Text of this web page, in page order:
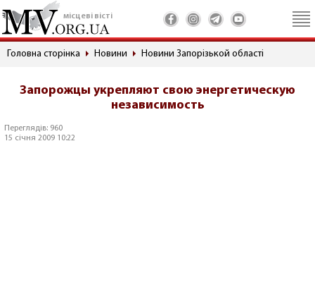
місцеві вісті
Головна сторінка Новини Новини Запорізькой області
Запорожцы укрепляют свою энергетическую
независимость
Переглядів: 960
15 січня 2009 10:22